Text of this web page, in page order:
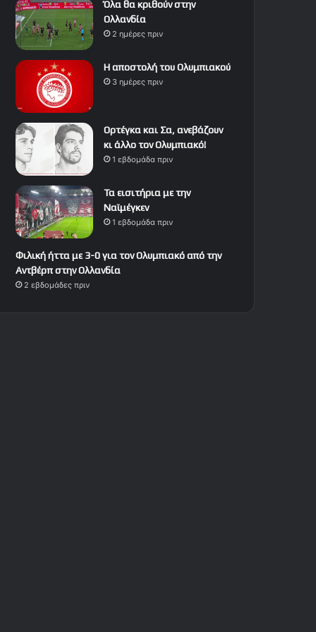
Όλα θα κριθούν στην
Ολλανδία
2 ημέρες πριν
Η αποστολή του Ολυμπιακού
3 ημέρες πριν
Ορτέγκα και Σα, ανεβάζουν
κι άλλο τον Ολυμπιακό!
1 εβδομάδα πριν
Τα εισιτήρια με την
Ναϊμέγκεν
1 εβδομάδα πριν
Φιλική ήττα με 3-0 για τον Ολυμπιακό από την
Αντβέρπ στην Ολλανδία
2 εβδομάδες πριν